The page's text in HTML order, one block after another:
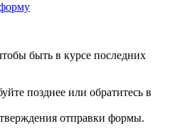
быть в курсе последних
позднее или обратитесь в
отправки формы.